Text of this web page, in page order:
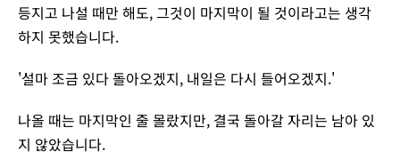
등지고 나설 때만 해도, 그것이 마지막이 될 것이라고는 생각
하지 못했습니다.
'설마 조금 있다 돌아오겠지, 내일은 다시 들어오겠지.'
나올 때는 마지막인 줄 몰랐지만, 결국 돌아갈 자리는 남아 있
지 않았습니다.